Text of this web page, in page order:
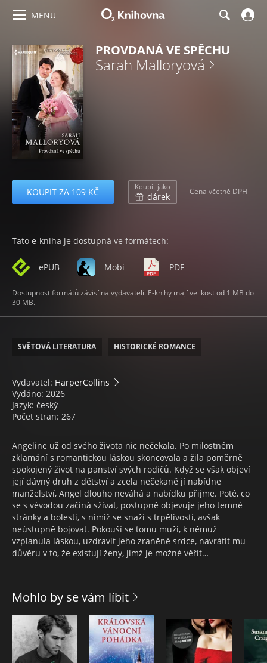
MENU
PROVDANÁ VE SPĚCHU
Sarah Malloryová
KOUPIT ZA 109 KČ Koupit jako
dárek Cena včetně DPH
Tato e-kniha je dostupná ve formátech:
ePUB Mobi PDF
Dostupnost formátů závisí na vydavateli. E-knihy mají velikost od 1 MB do
30 MB.
SVĚTOVÁ LITERATURA HISTORICKÉ ROMANCE
Vydavatel: HarperCollins
Vydáno: 2026
Jazyk: český
Počet stran: 267
Angeline už od svého života nic nečekala. Po milostném
zklamání s romantickou láskou skoncovala a žila poměrně
spokojený život na panství svých rodičů. Když se však objeví
její dávný druh z dětství a zcela nečekaně jí nabídne
manželství, Angel dlouho neváhá a nabídku přijme. Poté, co
se s vévodou začíná sžívat, postupně objevuje jeho temné
stránky a bolesti, s nimiž se snaží s trpělivostí, avšak
neústupně bojovat. Pokouší se tomu muži, k němuž
vzplanula láskou, uzdravit jeho zraněné srdce, navrátit mu
důvěru v to, že existují ženy, jimž je možné věřit…
Mohlo by se vám líbit